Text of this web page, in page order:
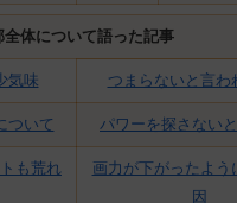
全体について語った記事
気味 つまらないと言わ
ついて パワーを探さない
も荒れ
画力が下がったよう
因